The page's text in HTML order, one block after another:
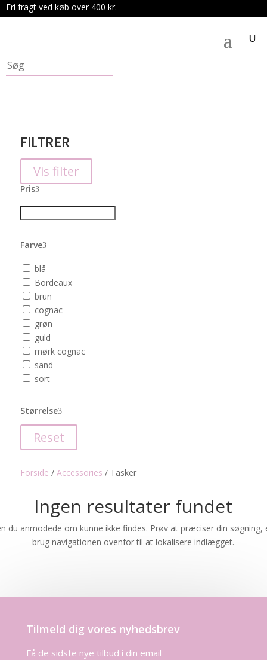
Fri fragt ved køb over 400 kr.
FILTRER
Vis filter
Pris
Farve
blå
Bordeaux
brun
cognac
grøn
guld
mørk cognac
sand
sort
Størrelse
Reset
Forside / Accessories / Tasker
Ingen resultater fundet
du anmodede om kunne ikke findes. Prøv at præciser din søgning,
brug navigationen ovenfor til at lokalisere indlægget.
Tilmeld dig vores nyhedsbrev
Få de sidste nye tilbud i din email